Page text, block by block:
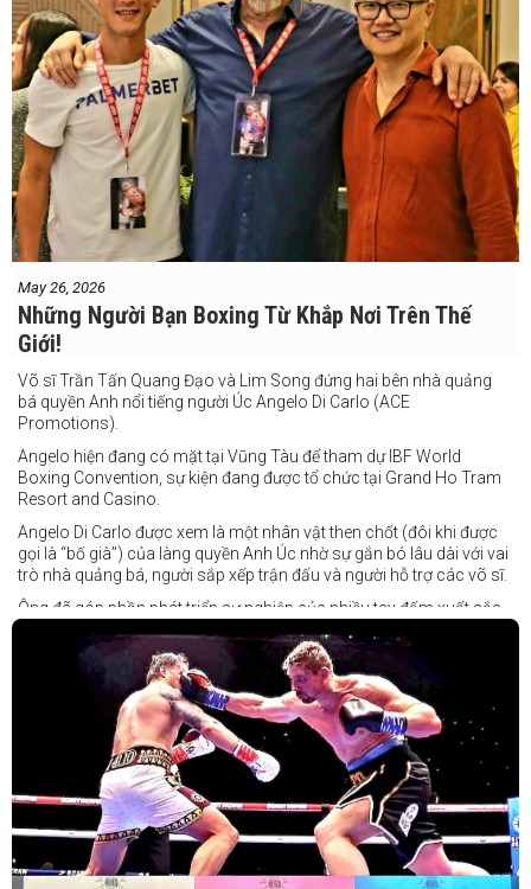
May 26, 2026
Những Người Bạn Boxing Từ Khắp Nơi Trên Thế
Giới!
Võ sĩ Trần Tấn Quang Đạo và Lim Song đứng hai bên nhà quảng
bá quyền Anh nổi tiếng người Úc Angelo Di Carlo (ACE
Promotions).
Angelo hiện đang có mặt tại Vũng Tàu để tham dự IBF World
Boxing Convention, sự kiện đang được tổ chức tại Grand Ho Tram
Resort and Casino.
Angelo Di Carlo được xem là một nhân vật then chốt (đôi khi được
gọi là “bố già”) của làng quyền Anh Úc nhờ sự gắn bó lâu dài với vai
trò nhà quảng bá, người sắp xếp trận đấu và người hỗ trợ các võ sĩ.
Ông đã góp phần phát triển sự nghiệp của nhiều tay đấm xuất sắc,